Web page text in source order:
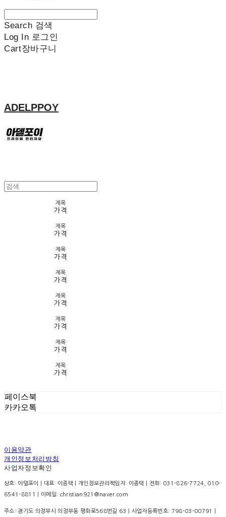
Search 검색
Log In 로그인
Cart장바구니
ADELPPOY
제목
가격
제목
가격
제목
가격
제목
가격
제목
가격
제목
가격
제목
가격
제목
가격
페이스북
카카오톡
이용약관
개인정보처리방침
사업자정보확인
상호: 아델포이 | 대표: 이종택 | 개인정보관리책임자: 이종택 | 전화: 031-826-7724, 010-
6541-8811 | 이메일: christian921@naver.com
주소: 경기도 의정부시 의정부동 평화로568번길 63 | 사업자등록번호: 798-03-00791